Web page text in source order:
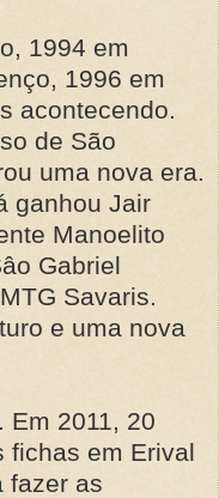
1994 em
1996 em
acontecendo.
de São
uma nova era.
ganhou Jair
Manoelito
Gabriel
Savaris.
e uma nova
Em 2011, 20
fichas em Erival
fazer as